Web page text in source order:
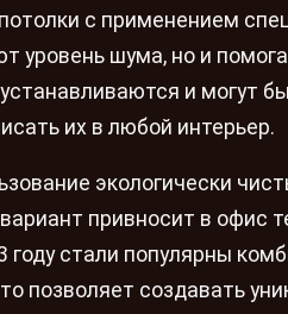
с применением
уровень шума, но и
и могут
их в любой интерьер.
экологически
привносит в офис
году стали популярны
позволяет создавать